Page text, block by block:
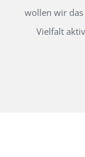
wollen wir
Vielfalt